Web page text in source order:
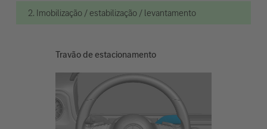
2. Imobilização / estabilização / levantamento
Travão de estacionamento